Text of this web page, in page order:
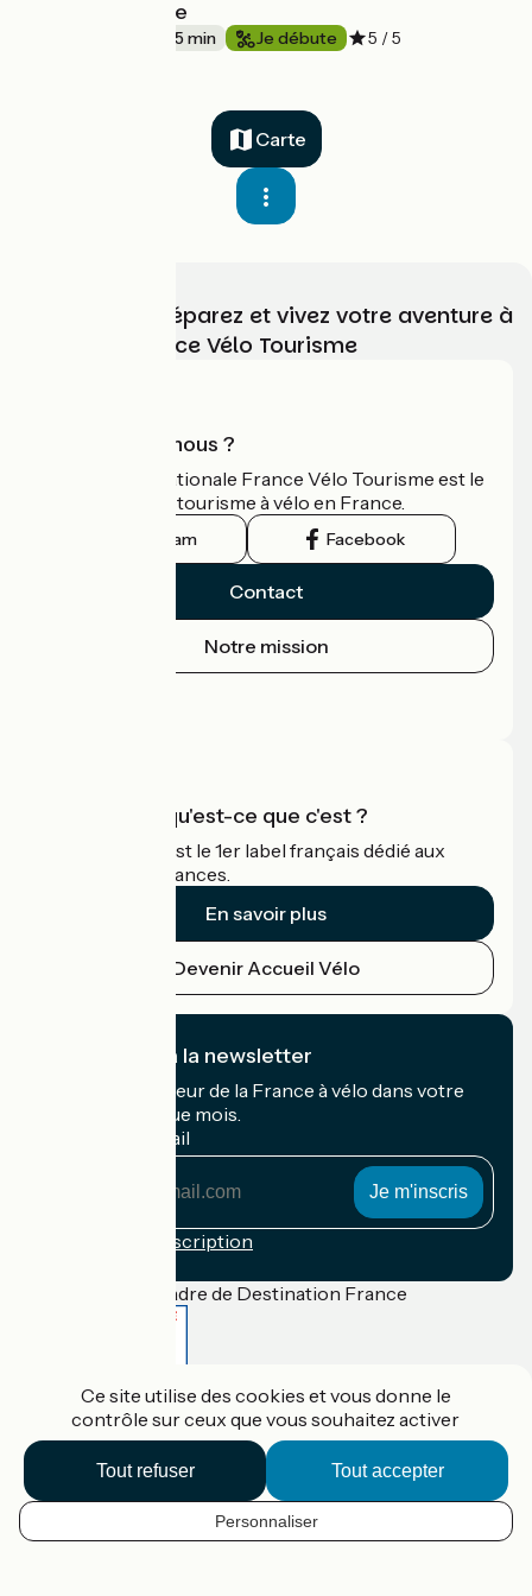
FR
Boucle Angevine
2 h 35 min Je débute 5 / 5
Carte
Choisissez, préparez et vivez votre aventure à
vélo avec France Vélo Tourisme
Qui sommes-nous ?
L'association nationale France Vélo Tourisme est le
guide officiel du tourisme à vélo en France.
Instagram Facebook
Contact
Notre mission
Accueil Vélo qu'est-ce que c'est ?
Accueil Vélo c'est le 1er label français dédié aux
cyclistes en vacances.
En savoir plus
Devenir Accueil Vélo
Je m'abonne à la newsletter
Recevez le meilleur de la France à vélo dans votre
boîte mail chaque mois.
Mon adresse mail
Conditions d'inscription
Financé dans le cadre de Destination France
Accueil Vélo Pro
Contact
Mentions légales
Confidentialité
Contact
Réalisation :
et France Vélo Tourisme
Ce site utilise des cookies et vous donne le
contrôle sur ceux que vous souhaitez activer
Tout accepter
Tout refuser
Personnaliser